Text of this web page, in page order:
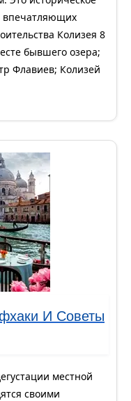
впечатляющих
Колизея 8
бывшего озера;
Флавиев; Колизей
И Советы
местной
своими